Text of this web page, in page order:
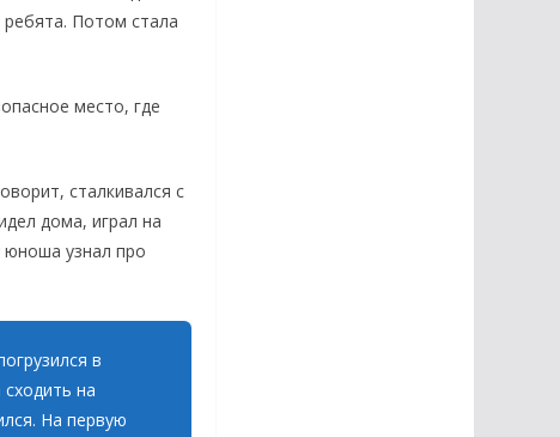
ребята. Потом стала
место, где
сталкивался с
дома, играл на
юноша узнал про
в
на
На первую